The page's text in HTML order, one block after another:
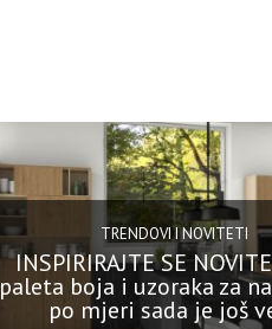
TRENDOVI I NOVITETI
INSPIRIRAJTE SE
paleta boja i uzoraka za
po mjeri sada je još